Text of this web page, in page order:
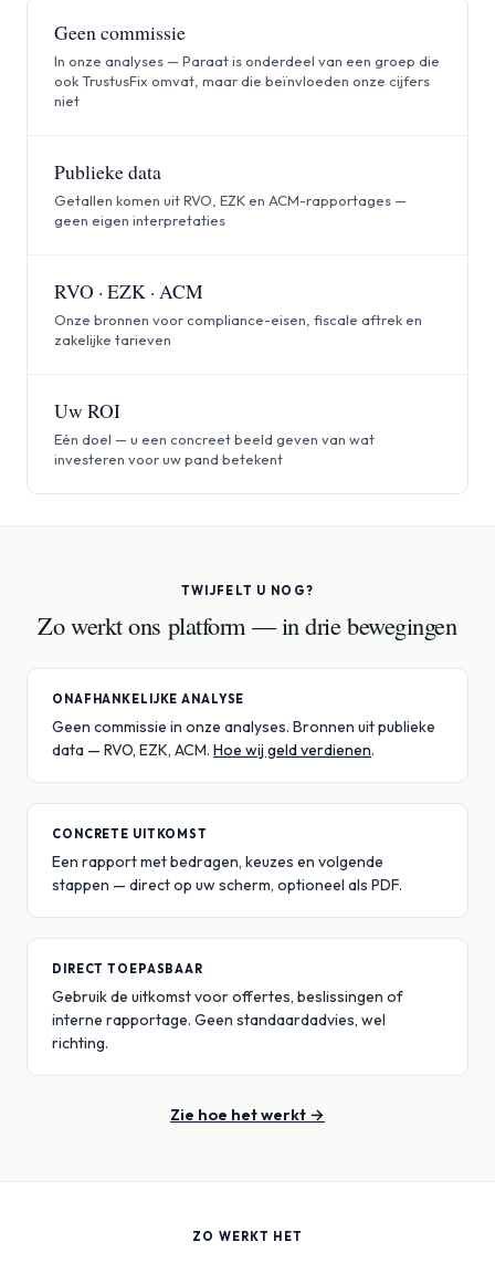
Geen commissie
In onze analyses — Paraat is onderdeel van een groep die
ook TrustusFix omvat, maar die beïnvloeden onze cijfers
niet
Publieke data
Getallen komen uit RVO, EZK en ACM-rapportages —
geen eigen interpretaties
RVO · EZK · ACM
Onze bronnen voor compliance-eisen, fiscale aftrek en
zakelijke tarieven
Uw ROI
Eén doel — u een concreet beeld geven van wat
investeren voor uw pand betekent
TWIJFELT U NOG?
Zo werkt ons platform — in drie bewegingen
ONAFHANKELIJKE ANALYSE
Geen commissie in onze analyses. Bronnen uit publieke
data — RVO, EZK, ACM. Hoe wij geld verdienen.
CONCRETE UITKOMST
Een rapport met bedragen, keuzes en volgende
stappen — direct op uw scherm, optioneel als PDF.
DIRECT TOEPASBAAR
Gebruik de uitkomst voor offertes, beslissingen of
interne rapportage. Geen standaardadvies, wel
richting.
Zie hoe het werkt →
ZO WERKT HET